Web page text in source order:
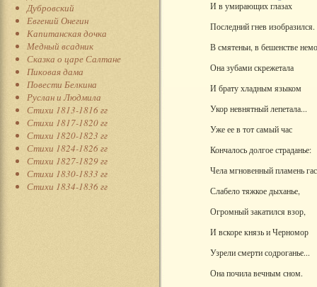
Дубровский
Евгений Онегин
Капитанская дочка
Медный всадник
Сказка о царе Салтане
Пиковая дама
Повести Белкина
Руслан и Людмила
Стихи 1813-1816 гг
Стихи 1817-1820 гг
Стихи 1820-1823 гг
Стихи 1824-1826 гг
Стихи 1827-1829 гг
Стихи 1830-1833 гг
Стихи 1834-1836 гг
И в умирающих глазах
Последний гнев изобразился.
В смятеньи, в бешенстве
Она зубами скрежетала
И брату хладным языком
Укор невнятный лепетала...
Уже ее в тот самый час
Кончалось долгое страданье:
Чела мгновенный пламень
Слабело тяжкое дыханье,
Огромный закатился взор,
И вскоре князь и Черномор
Узрели смерти содроганье...
Она почила вечным сном.